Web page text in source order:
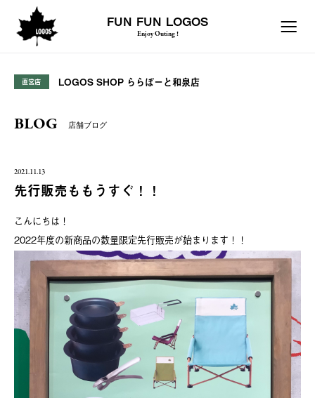
FUN FUN LOGOS
Enjoy Outing !
直営店 LOGOS SHOP ららぽーと和泉店
BLOG 店舗ブログ
2021.11.13
先行販売ももうすぐ！！
こんにちは！
2022年度の新商品の数量限定先行販売が始まります！！